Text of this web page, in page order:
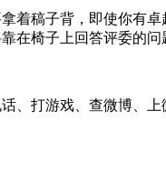
着稿子背，即使你有
在椅子上回答评委的问
、打游戏、查微博、